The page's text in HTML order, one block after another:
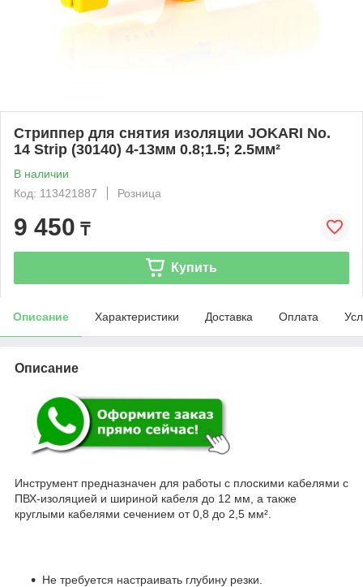
Стриппер для снятия изоляции JOKARI No.
14 Strip (30140) 4-13мм 0.8;1.5; 2.5мм²
В наличии
Код: 113421887
Розница
9 450 ₸
Купить
Описание Характеристики Доставка Оплата
Описание
Инструмент предназначен для работы с плоскими кабелями с
ПВХ-изоляцией и шириной кабеля до 12 мм, а также
круглыми кабелями сечением от 0,8 до 2,5 мм².
Не требуется настраивать глубину резки.